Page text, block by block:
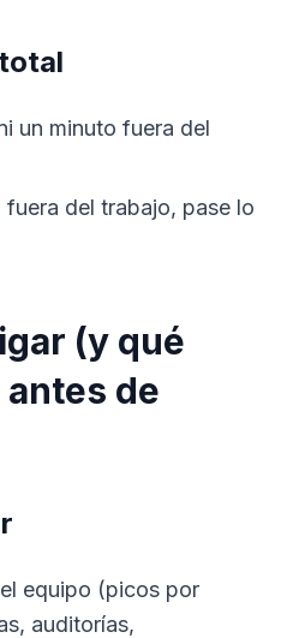
un minuto fuera del
del trabajo, pase lo
(y qué
de
equipo (picos por
auditorías,